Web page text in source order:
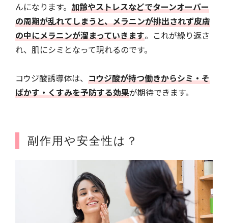
んになります。 加齢やストレスなどでターンオーバー
の周期が乱れてしまうと、メラニンが排出されず皮膚
の中にメラニンが溜まっていきます。これが繰り返さ
れ、肌にシミとなって現れるのです。
コウジ酸誘導体は、 コウジ酸が持つ働きからシミ・そ
ばかす・くすみを予防する効果が期待できます。
副作用や安全性は？